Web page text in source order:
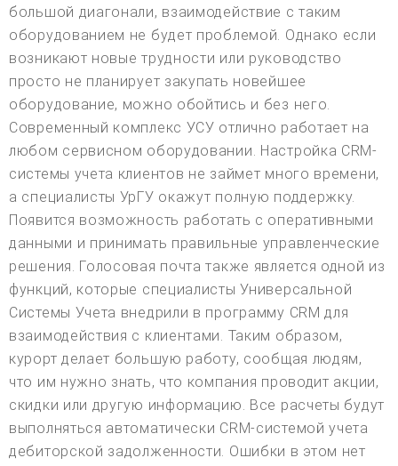
большой диагонали, взаимодействие с таким
оборудованием не будет проблемой. Однако если
возникают новые трудности или руководство
просто не планирует закупать новейшее
оборудование, можно обойтись и без него.
Современный комплекс УСУ отлично работает на
любом сервисном оборудовании. Настройка CRM-
системы учета клиентов не займет много времени,
а специалисты УрГУ окажут полную поддержку.
Появится возможность работать с оперативными
данными и принимать правильные управленческие
решения. Голосовая почта также является одной из
функций, которые специалисты Универсальной
Системы Учета внедрили в программу CRM для
взаимодействия с клиентами. Таким образом,
курорт делает большую работу, сообщая людям,
что им нужно знать, что компания проводит акции,
скидки или другую информацию. Все расчеты будут
выполняться автоматически CRM-системой учета
дебиторской задолженности. Ошибки в этом нет